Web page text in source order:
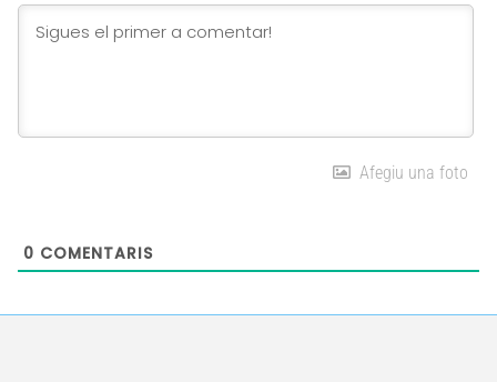
Afegiu una foto
0 COMENTARIS